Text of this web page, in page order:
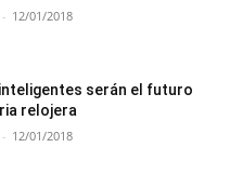
- 12/01/2018
serán el futuro
relojera
- 12/01/2018